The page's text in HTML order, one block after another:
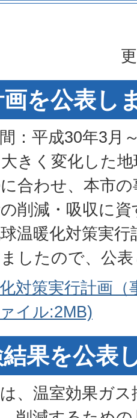
を公表し
：平成30年3月
きく変化した
合わせ、本市
削減・吸収に
温暖化対策実
したので、公
対策実行計画（
イル:2MB)
果を公表
、温室効果ガ